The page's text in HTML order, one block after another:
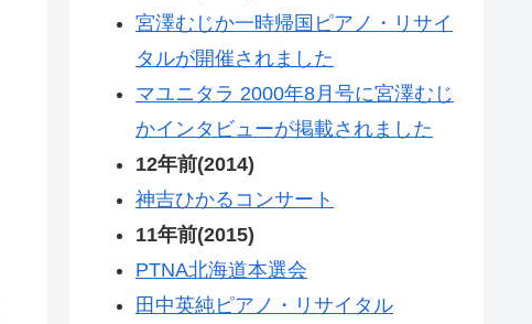
宮澤むじか一時帰国ピアノ・リサイ
タルが開催されました
マユニタラ 2000年8月号に宮澤むじ
かインタビューが掲載されました
12年前(2014)
神吉ひかるコンサート
11年前(2015)
PTNA北海道本選会
田中英純ピアノ・リサイタル